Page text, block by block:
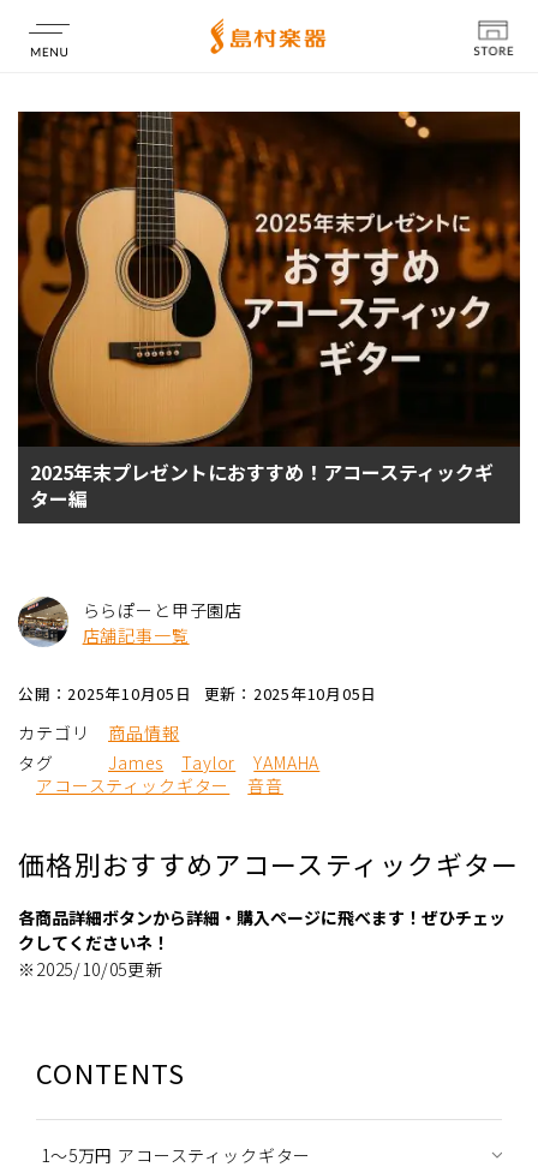
店舗情報
2025年末プレゼントにおすすめ！アコースティックギ
ター編
ららぽーと甲子園店
店舗記事一覧
公開：2025年10月05日 更新：2025年10月05日
カテゴリ
商品情報
タグ
James Taylor
YAMAHA
アコースティックギター
音音
価格別おすすめアコースティックギター
各商品詳細ボタンから詳細・購入ページに飛べます！ぜひチェッ
クしてくださいネ！
※2025/10/05更新
CONTENTS
1～5万円 アコースティックギター